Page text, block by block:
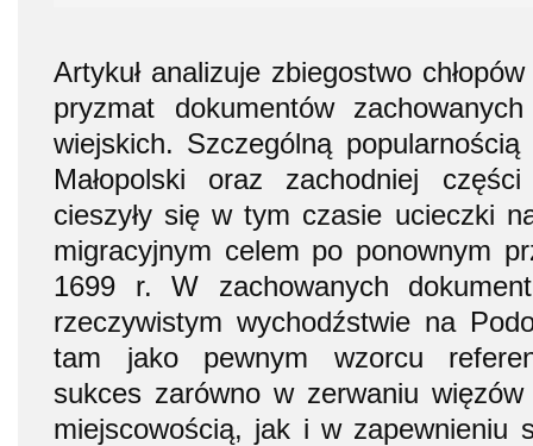
Artykuł analizuje zbiegostwo
pryzmat dokumentów
wiejskich. Szczególną
Małopolski oraz zachodniej
cieszyły się w tym czasie ucieczki
migracyjnym celem po ponownym
1699 r. W zachowanych
rzeczywistym wychodźstwie na
tam jako pewnym wzorcu
sukces zarówno w zerwaniu więzów
miejscowością, jak i w zapewnieniu